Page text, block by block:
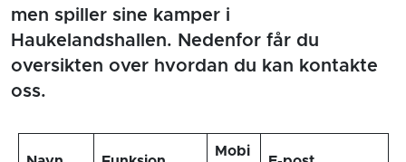
men spiller sine kamper i
Haukelandshallen. Nedenfor får du
oversikten over hvordan du kan kontakte
oss.
Mobi